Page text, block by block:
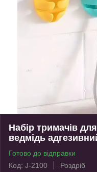
Набір тримачів
ведмідь
Готово до відправки
Код: J-2100
Роздріб